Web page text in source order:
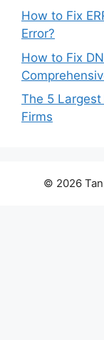
How to Fix
Error?
How to Fix
The 5
Firms
© 2026